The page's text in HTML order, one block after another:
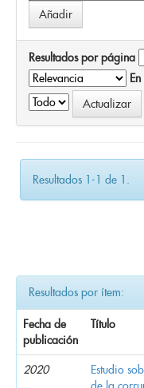
Resultados por página
Resultados 1-1 de 1.
Resultados por ítem:
Fecha de
publicación
Título
2020
Estudio